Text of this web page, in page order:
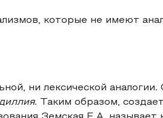
которые не имеют
ни лексической
Таким образом,